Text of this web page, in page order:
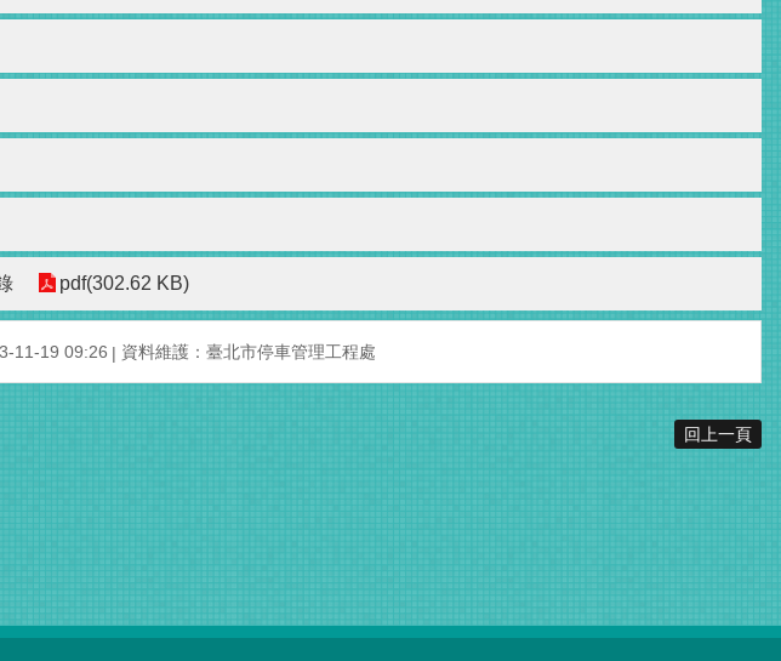
pdf(302.62 KB)
11-19 09:26 資料維護：臺北市停車管理工程處
回上一頁